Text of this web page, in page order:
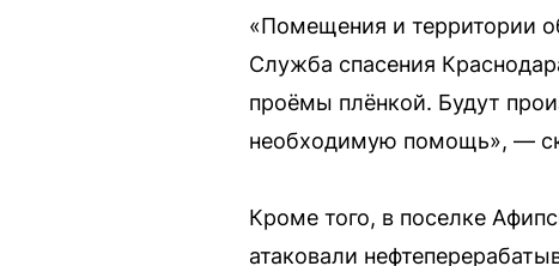
«Помещения и территории
Служба спасения
проёмы плёнкой. Будут
необходимую помощь», —
Кроме того, в поселке
атаковали